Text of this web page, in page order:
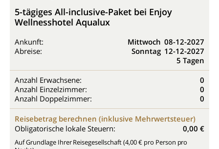
5-tägiges All-inclusive-Paket bei Enjoy
Wellnesshotel Aqualux
Ankunft: Mittwoch 08-12-2027
Abreise:
Sonntag 12-12-2027
5 Tagen
Anzahl Erwachsene:
0
Anzahl Einzelzimmer:
0
Anzahl Doppelzimmer:
0
Reisebetrag berechnen (inklusive Mehrwertsteuer)
Obligatorische lokale Steuern:
0,00 €
Auf Grundlage Ihrer Reisegesellschaft (4,00 € pro Person pro